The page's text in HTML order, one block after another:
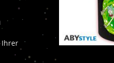
Ihrer